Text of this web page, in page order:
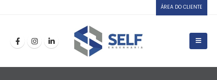
ÁREA DO CLIENTE